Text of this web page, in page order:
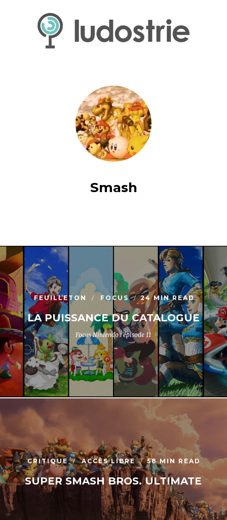
Smash
FEUILLETON FOCUS 24 MIN READ
LA PUISSANCE DU CATALOGUE
Focus Nintendo : épisode 11
CRITIQUE ACCÈS LIBRE 58 MIN READ
SUPER SMASH BROS. ULTIMATE